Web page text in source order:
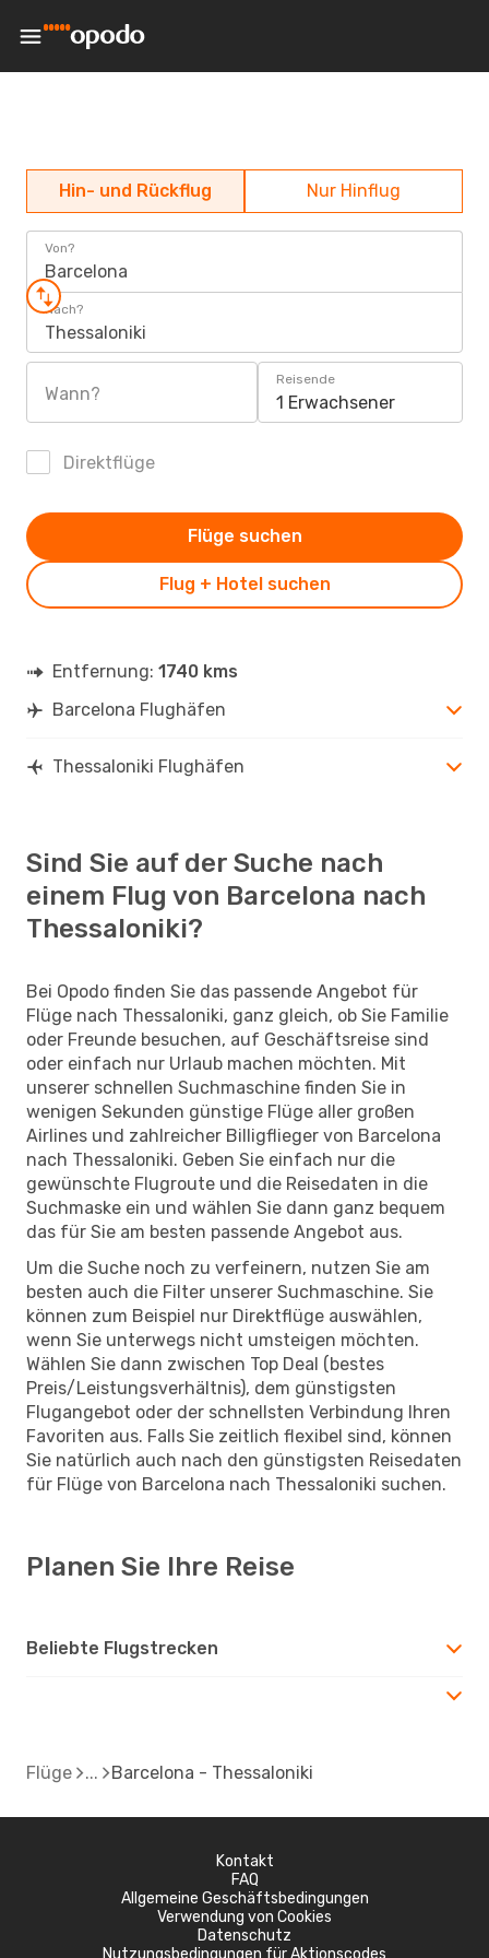
Hin- und Rückflug Nur Hinflug
Von?
Barcelona
Nach?
Thessaloniki
Wann?
Reisende
1 Erwachsener
Direktflüge
Flug + Hotel suchen
Flüge suchen
Entfernung: 1740 kms
Barcelona Flughäfen
Thessaloniki Flughäfen
Sind Sie auf der Suche nach
einem Flug von Barcelona nach
Thessaloniki?
Bei Opodo finden Sie das passende Angebot für
Flüge nach Thessaloniki, ganz gleich, ob Sie Familie
oder Freunde besuchen, auf Geschäftsreise sind
oder einfach nur Urlaub machen möchten. Mit
unserer schnellen Suchmaschine finden Sie in
wenigen Sekunden günstige Flüge aller großen
Airlines und zahlreicher Billigflieger von Barcelona
nach Thessaloniki. Geben Sie einfach nur die
gewünschte Flugroute und die Reisedaten in die
Suchmaske ein und wählen Sie dann ganz bequem
das für Sie am besten passende Angebot aus.
Um die Suche noch zu verfeinern, nutzen Sie am
besten auch die Filter unserer Suchmaschine. Sie
können zum Beispiel nur Direktflüge auswählen,
wenn Sie unterwegs nicht umsteigen möchten.
Wählen Sie dann zwischen Top Deal (bestes
Preis/Leistungsverhältnis), dem günstigsten
Flugangebot oder der schnellsten Verbindung Ihren
Favoriten aus. Falls Sie zeitlich flexibel sind, können
Sie natürlich auch nach den günstigsten Reisedaten
für Flüge von Barcelona nach Thessaloniki suchen.
Planen Sie Ihre Reise
Beliebte Flugstrecken
Flüge Barcelona - Thessaloniki
Kontakt
FAQ
Allgemeine Geschäftsbedingungen
Verwendung von Cookies
Datenschutz
Nutzungsbedingungen für Aktionscodes